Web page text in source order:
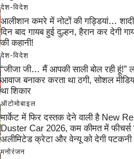
देश-विदेश
आलीशान कमरे में नोटों की गड्डियां…
दिन बाद गायब हुई दुल्हन, हैरान कर देगी
की कहानी!
देश-विदेश
“जीजा जी… मैं आपकी साली बोल रही हूं!”
आवाज बनाकर करता था ठगी, सोशल
था शिकार
ऑटोमोबाइल
मार्केट में फिर दस्तक देने वाली है New
Duster Car 2026, कम कीमत में फीचर्स
अलीमिटेड क्रेटा और वेन्यू को देगी पटकनी
मनोरंजन